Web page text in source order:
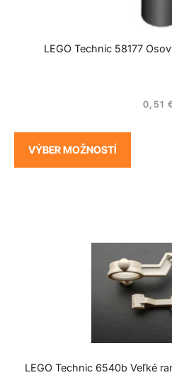
LEGO Technic 58177
0,51
VÝBER MOŽNOSTÍ
LEGO Technic 6540b Veľké